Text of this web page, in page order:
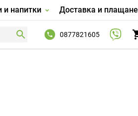
и напитки Доставка и плащане
0877821605